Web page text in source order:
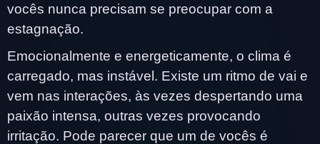
vocês nunca precisam se preocupar com a
estagnação.
Emocionalmente e energeticamente, o clima é
carregado, mas instável. Existe um ritmo de vai e
vem nas interações, às vezes despertando uma
paixão intensa, outras vezes provocando
irritação. Pode parecer que um de vocês é